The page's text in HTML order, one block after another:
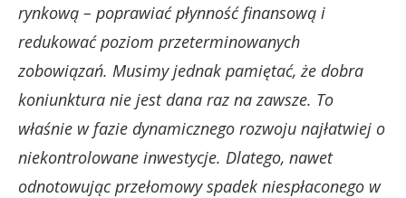
rynkową – poprawiać płynność finansową i
redukować poziom przeterminowanych
zobowiązań. Musimy jednak pamiętać, że dobra
koniunktura nie jest dana raz na zawsze. To
właśnie w fazie dynamicznego rozwoju najłatwiej o
niekontrolowane inwestycje. Dlatego, nawet
odnotowując przełomowy spadek niespłaconego w